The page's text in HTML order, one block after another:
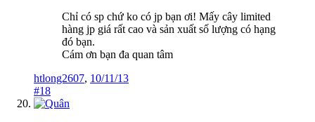
Chỉ có sp chứ ko có jp bạn ơi! Mấy cây limited
hàng jp giá rất cao và sản xuất số lượng có hạng
đó bạn.
Cám ơn bạn đa quan tâm
htlong2607, 10/11/13
#18